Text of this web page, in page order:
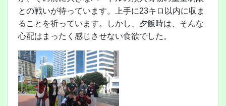
との戦いが待っています。上手に23キロ以内に収ま
ることを祈っています。しかし、夕飯時は、そんな
心配はまったく感じさせない食欲でした。